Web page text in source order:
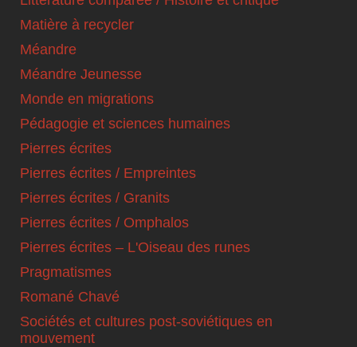
Matière à recycler
Méandre
Méandre Jeunesse
Monde en migrations
Pédagogie et sciences humaines
Pierres écrites
Pierres écrites / Empreintes
Pierres écrites / Granits
Pierres écrites / Omphalos
Pierres écrites – L'Oiseau des runes
Pragmatismes
Romané Chavé
Sociétés et cultures post-soviétiques en
mouvement